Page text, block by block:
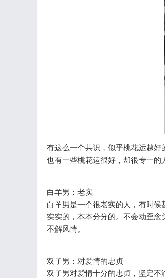
有这么一个共识，似乎桃花运越好
也有一些桃花运很好，却很专一的
白羊男：老实
白羊男是一个很老实的人，有时
实实的，本本分分的。不会动歪
不解风情。
双子男：对爱情的忠贞
双子男对爱情十分的忠贞，坚定